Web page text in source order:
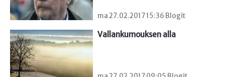
ma 27.02.2017 15:36 Blogit
Vallankumouksen alla